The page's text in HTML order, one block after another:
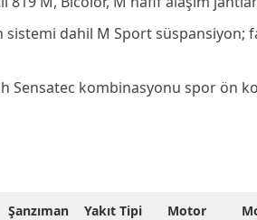
dahil M Sport süspansiyon;
Sensatec kombinasyonu spor ön
Şanzıman Yakıt Tipi
Motor